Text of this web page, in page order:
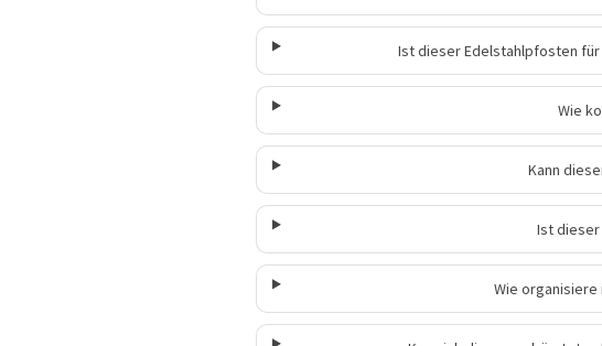
Ist dieser Edelstahlpfosten
Wie
Kann
Ist dieser
Wie